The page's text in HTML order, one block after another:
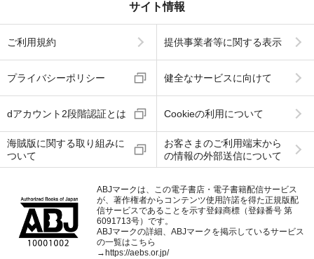
サイト情報
ご利用規約 提供事業者等に関する表示
プライバシーポリシー 健全なサービスに向けて
dアカウント2段階認証とは Cookieの利用について
海賊版に関する取り組みに
ついて
お客さまのご利用端末から
の情報の外部送信について
ABJマークは、この電子書店・電子書籍配信サービス
が、著作権者からコンテンツ使用許諾を得た正規版配
信サービスであることを示す登録商標（登録番号 第
6091713号）です。
ABJマークの詳細、ABJマークを掲示しているサービス
の一覧はこちら
→ https://aebs.or.jp/